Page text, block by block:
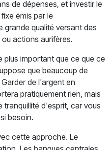
de dépenses, et investir le
émis par le
grande qualité versant des
actions aurifères.
plus important que ce que ce
que beaucoup de
de l'argent en
pratiquement rien, mais
tranquillité d'esprit, car vous
besoin.
cette approche. Le